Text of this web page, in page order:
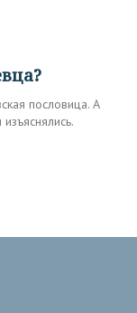
пословица. А